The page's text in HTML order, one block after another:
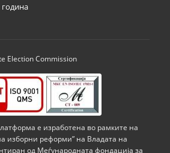
година
Election Commission
е изработена во рамките на
изборни реформи” на Владата на
од Меѓународната фондација за